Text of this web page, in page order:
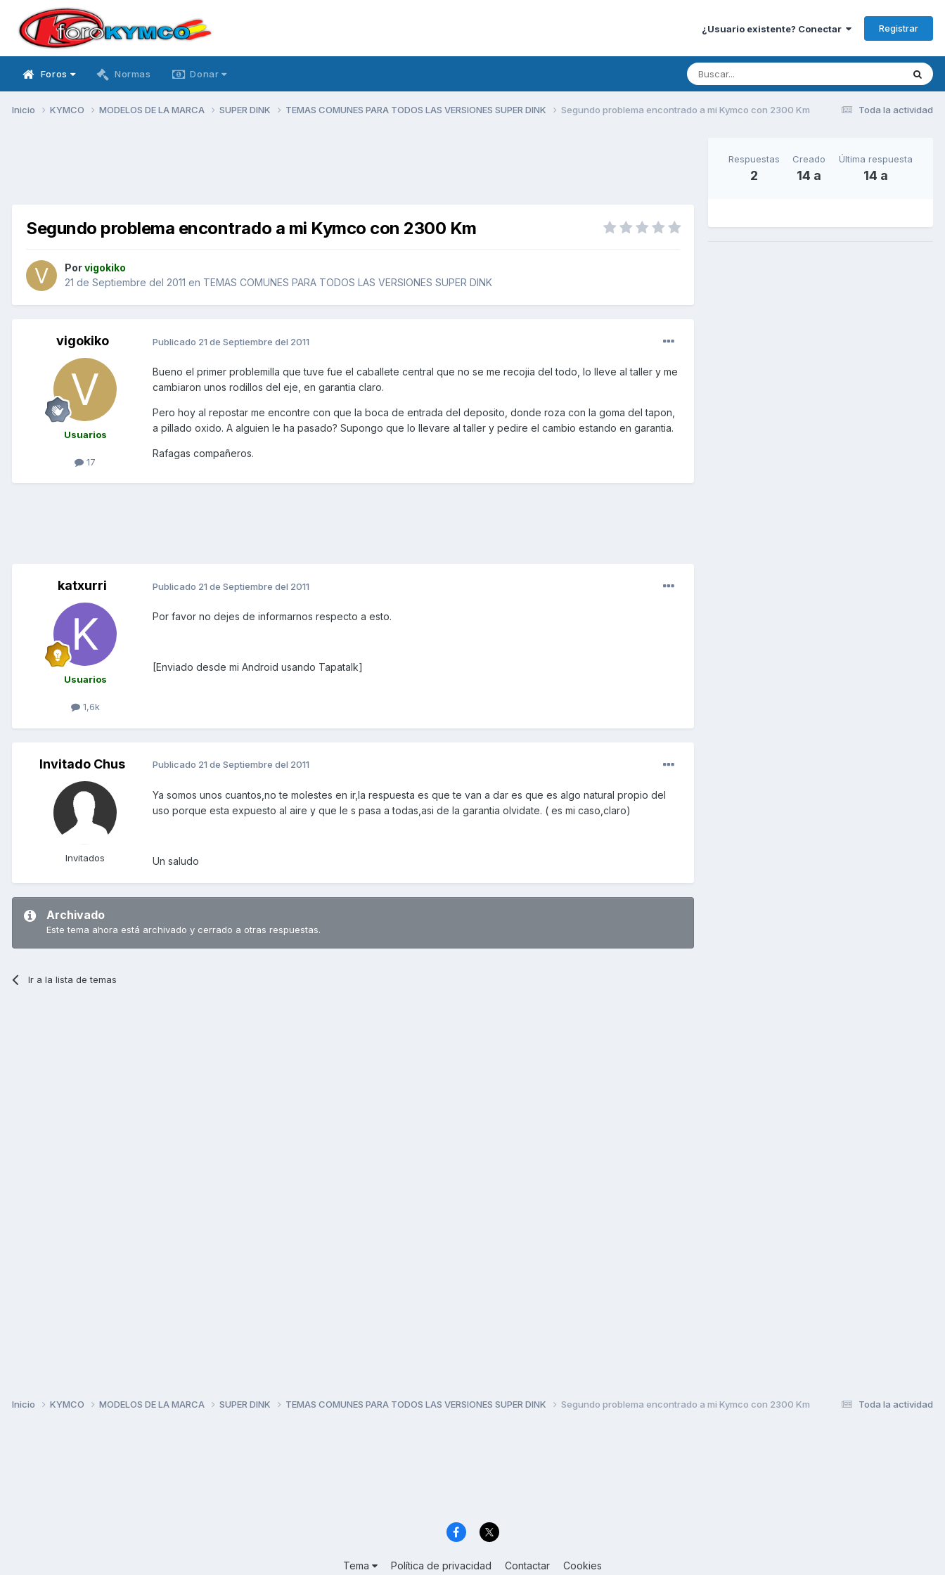
¿Usuario existente? Conectar Registrar
Foros Normas Donar
Toda la actividad
Inicio KYMCO MODELOS DE LA MARCA SUPER DINK TEMAS COMUNES PARA TODOS LAS VERSIONES SUPER DINK Segundo problema encontrado a mi Kymco con 2300 Km
Segundo problema encontrado a mi Kymco con 2300 Km
Porvigokiko
21 de Septiembre del 2011 en TEMAS COMUNES PARA TODOS LAS VERSIONES SUPER DINK
vigokiko
Usuarios
17
Publicado 21 de Septiembre del 2011
Bueno el primer problemilla que tuve fue el caballete central que no se me recojia del todo, lo lleve al taller y me
cambiaron unos rodillos del eje, en garantia claro.
Pero hoy al repostar me encontre con que la boca de entrada del deposito, donde roza con la goma del tapon,
a pillado oxido. A alguien le ha pasado? Supongo que lo llevare al taller y pedire el cambio estando en garantia.
Rafagas compañeros.
katxurri
Usuarios
1,6k
Publicado 21 de Septiembre del 2011
Por favor no dejes de informarnos respecto a esto.
[Enviado desde mi Android usando Tapatalk]
Invitado Chus
Invitados
Publicado 21 de Septiembre del 2011
Ya somos unos cuantos,no te molestes en ir,la respuesta es que te van a dar es que es algo natural propio del
uso porque esta expuesto al aire y que le s pasa a todas,asi de la garantia olvidate. ( es mi caso,claro)
Un saludo
Archivado
Este tema ahora está archivado y cerrado a otras respuestas.
Ir a la lista de temas
Respuestas
2
Creado
14 a
Última respuesta
14 a
Toda la actividad
Inicio KYMCO MODELOS DE LA MARCA SUPER DINK TEMAS COMUNES PARA TODOS LAS VERSIONES SUPER DINK Segundo problema encontrado a mi Kymco con 2300 Km
Tema Política de privacidad Contactar Cookies